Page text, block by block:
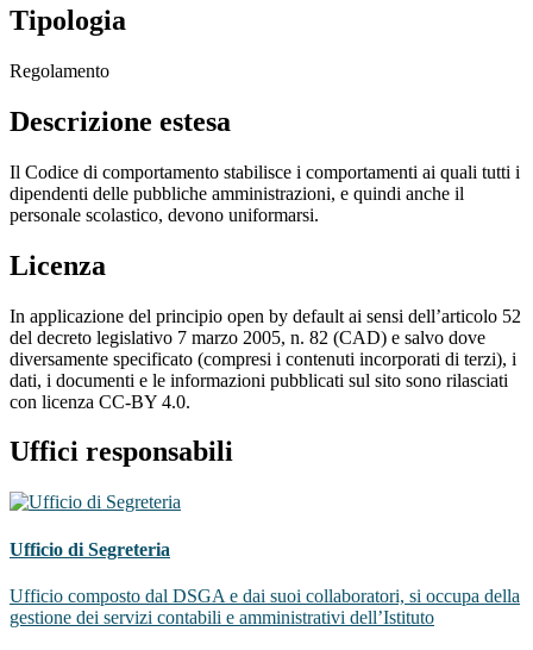
Tipologia
Regolamento
Descrizione estesa
Il Codice di comportamento stabilisce i comportamenti ai quali tutti i
dipendenti delle pubbliche amministrazioni, e quindi anche il
personale scolastico, devono uniformarsi.
Licenza
In applicazione del principio open by default ai sensi dell’articolo 52
del decreto legislativo 7 marzo 2005, n. 82 (CAD) e salvo dove
diversamente specificato (compresi i contenuti incorporati di terzi), i
dati, i documenti e le informazioni pubblicati sul sito sono rilasciati
con licenza CC-BY 4.0.
Uffici responsabili
Ufficio di Segreteria
Ufficio composto dal DSGA e dai suoi collaboratori, si occupa della
gestione dei servizi contabili e amministrativi dell’Istituto